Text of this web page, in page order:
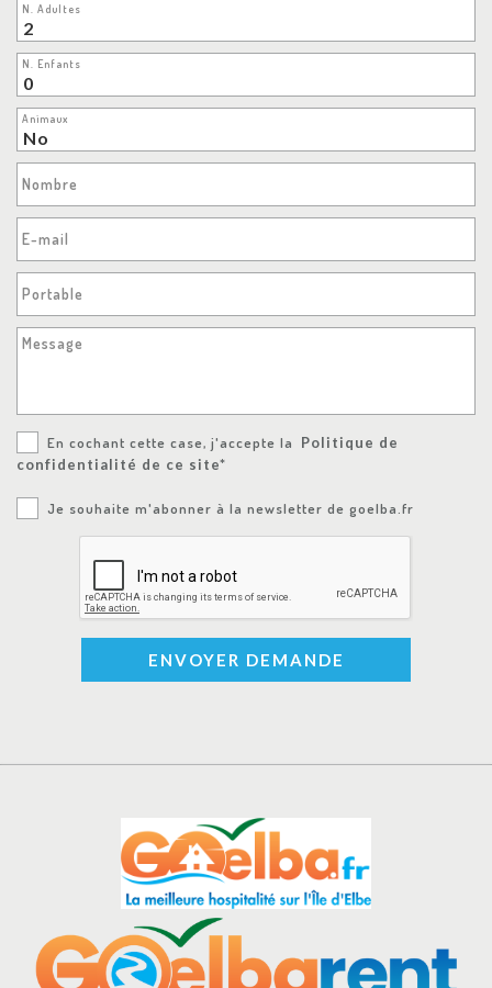
N. Adultes
N. Enfants
Animaux
Nombre
E-mail
Portable
Message
En cochant cette case, j'accepte la
Politique de
confidentialité de ce site*
Je souhaite m'abonner à la newsletter de goelba.fr
ENVOYER DEMANDE